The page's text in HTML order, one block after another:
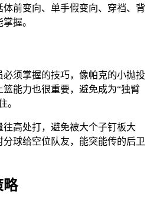
前变向、单手假变向、穿裆、背
握。
须掌握的技巧，像帕克的小抛投
能力也很重要，避免成为“独臂
。
往高处打，避免被大个子钉板大
球给空位队友，能突能传的后卫
略